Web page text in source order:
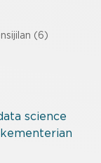
(6)
science
kementerian